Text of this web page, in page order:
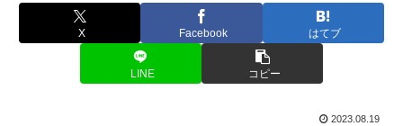
X Facebook はてブ
LINE コピー
2023.08.19